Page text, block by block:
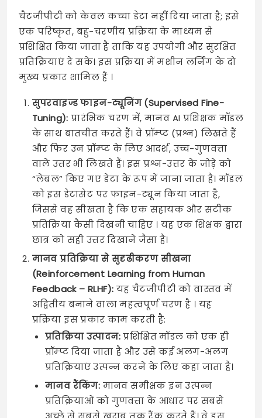
चैटजीपीटी को केवल कच्चा डेटा नहीं दिया जाता है; इसे
एक परिष्कृत, बहु-चरणीय प्रक्रिया के माध्यम से
प्रशिक्षित किया जाता है ताकि यह उपयोगी और सुरक्षित
प्रतिक्रियाएं दे सके। इस प्रक्रिया में मशीन लर्निंग के दो
मुख्य प्रकार शामिल हैं ।
सुपरवाइज्ड फाइन-ट्यूनिंग (Supervised Fine-
Tuning): प्रारंभिक चरण में, मानव AI प्रशिक्षक मॉडल
के साथ बातचीत करते हैं। वे प्रॉम्प्ट (प्रश्न) लिखते हैं
और फिर उन प्रॉम्प्ट के लिए आदर्श, उच्च-गुणवत्ता
वाले उत्तर भी लिखते हैं। इस प्रश्न-उत्तर के जोड़े को
“लेबल” किए गए डेटा के रूप में जाना जाता है। मॉडल
को इस डेटासेट पर फाइन-ट्यून किया जाता है,
जिससे वह सीखता है कि एक सहायक और सटीक
प्रतिक्रिया कैसी दिखनी चाहिए । यह एक शिक्षक द्वारा
छात्र को सही उत्तर दिखाने जैसा है।
मानव प्रतिक्रिया से सुदृढीकरण सीखना
(Reinforcement Learning from Human
Feedback – RLHF): यह चैटजीपीटी को वास्तव में
अद्वितीय बनाने वाला महत्वपूर्ण चरण है । यह
प्रक्रिया इस प्रकार काम करती है:
प्रतिक्रिया उत्पादन:प्रशिक्षित मॉडल को एक ही
प्रॉम्प्ट दिया जाता है और उसे कई अलग-अलग
प्रतिक्रियाएं उत्पन्न करने के लिए कहा जाता है।
मानव रैंकिंग: मानव समीक्षक इन उत्पन्न
प्रतिक्रियाओं को गुणवत्ता के आधार पर सबसे